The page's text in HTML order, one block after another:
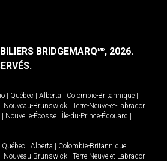
BRIDGEMARQMD, 2026.
Québec Alberta Colombie-Britannique
Nouveau-Brunswick
Terre-Neuve-et-Labrador
Nouvelle-Écosse Île-du-Prince-Édouard
Québec Alberta Colombie-Britannique
Nouveau-Brunswick
Terre-Neuve-et-Labrador